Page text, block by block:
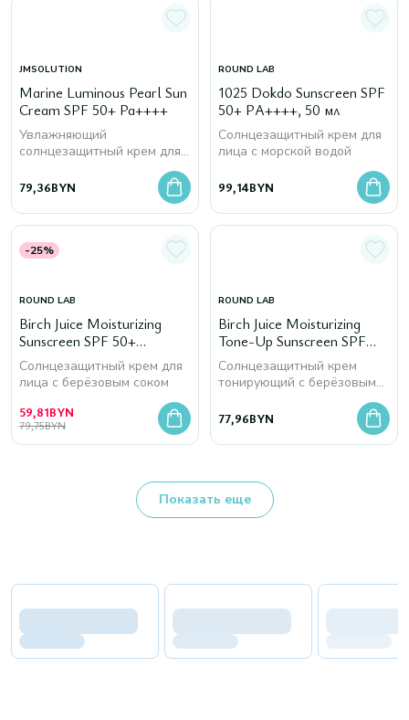
JMSOLUTION
Marine Luminous Pearl Sun
Cream SPF 50+ Pa++++
Увлажняющий
солнцезащитный крем для
79,36BYN
ROUND LAB
1025 Dokdo Sunscreen SPF
50+ PA++++, 50 мл
Солнцезащитный крем для
лица с морской водой
99,14BYN
-25%
ROUND LAB
Birch Juice Moisturizing
Sunscreen SPF 50+
PA++++, 50 мл
Солнцезащитный крем для
лица с берёзовым соком
59,81BYN
79,75BYN
ROUND LAB
Birch Juice Moisturizing
Tone-Up Sunscreen SPF
50+ PA++++, 50 мл
Солнцезащитный крем
тонирующий с берёзовым
77,96BYN
Показать еще